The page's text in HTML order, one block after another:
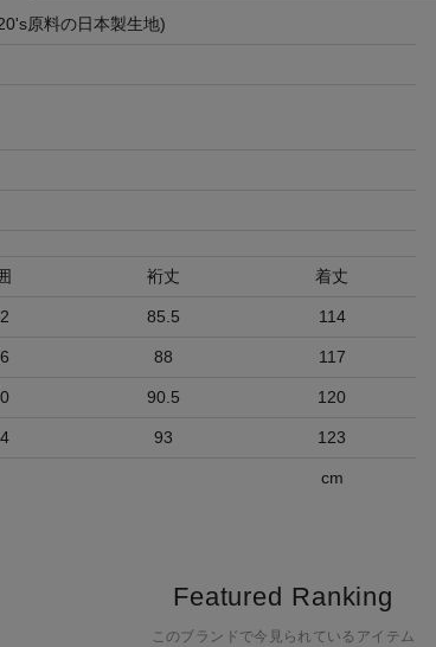
原料の日本製生地)
裄丈 着丈
85.5 114
88 117
90.5 120
93 123
cm
Featured Ranking
このブランドで今見られているアイテム